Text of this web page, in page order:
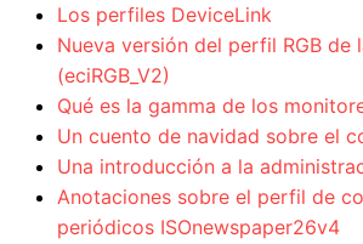
Los perfiles DeviceLink
Nueva versión del perfil RGB de
(eciRGB_V2)
Qué es la gamma de los
Un cuento de navidad sobre el
Una introducción a la
Anotaciones sobre el perfil de
periódicos ISOnewspaper26v4